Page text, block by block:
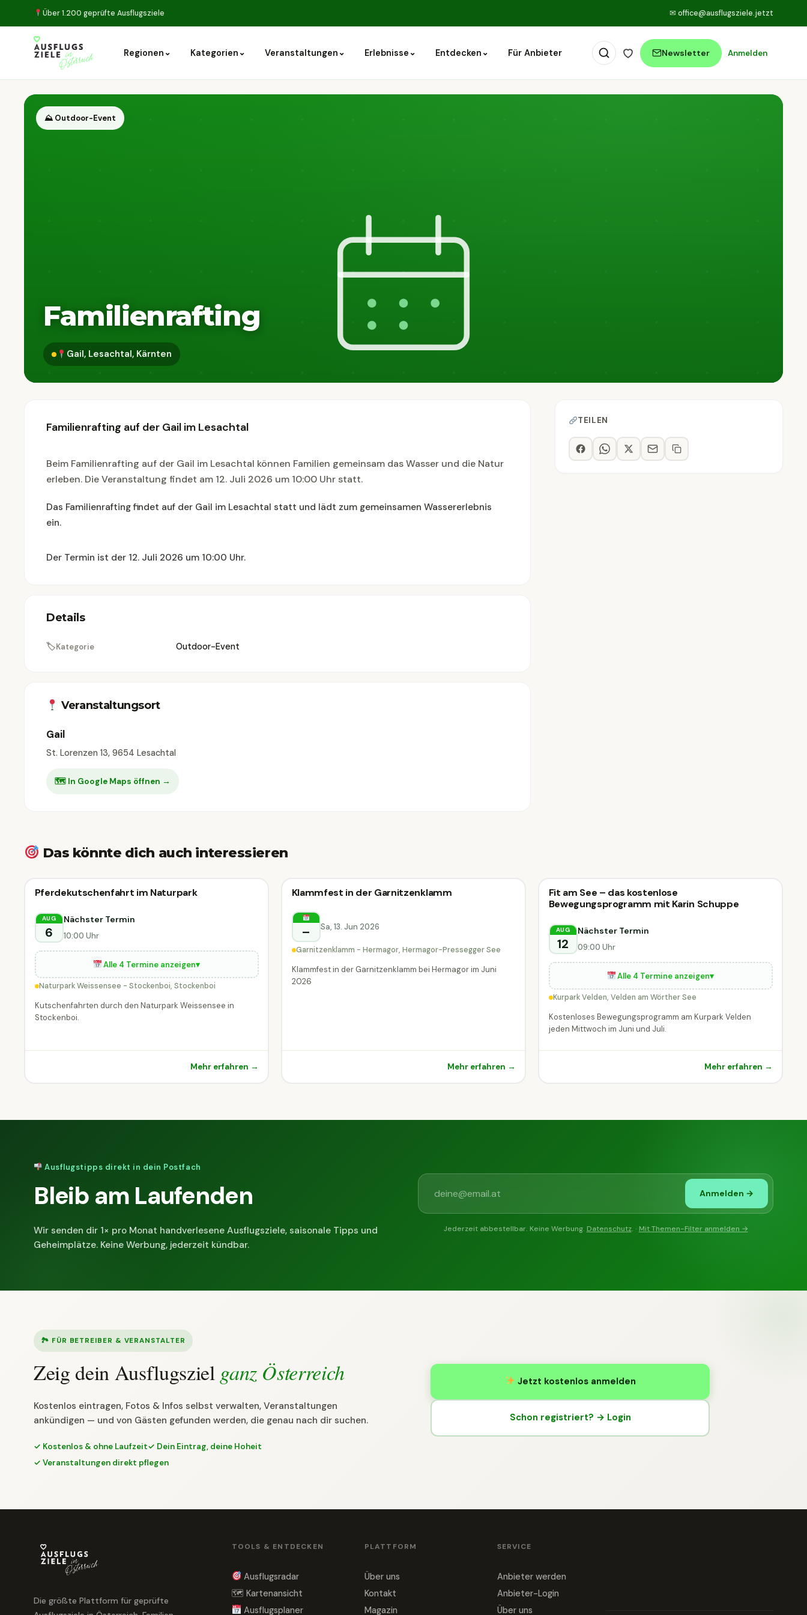
Über 1.200 geprüfte Ausflugsziele ✉ office@ausflugsziele.jetzt
Regionen ⌄ Kategorien ⌄ Veranstaltungen ⌄ Erlebnisse ⌄ Entdecken ⌄ Für Anbieter Newsletter Anmelden
⛰ Outdoor-Event
Familienrafting
Gail, Lesachtal, Kärnten
Familienrafting auf der Gail im Lesachtal
Beim Familienrafting auf der Gail im Lesachtal können Familien gemeinsam das Wasser und die Natur
erleben. Die Veranstaltung findet am 12. Juli 2026 um 10:00 Uhr statt.
Das Familienrafting findet auf der Gail im Lesachtal statt und lädt zum gemeinsamen Wassererlebnis
ein.
Der Termin ist der 12. Juli 2026 um 10:00 Uhr.
Details
🏷Kategorie Outdoor-Event
Veranstaltungsort
Gail
St. Lorenzen 13, 9654 Lesachtal
🗺 In Google Maps öffnen →
TEILEN
Das könnte dich auch interessieren
⛰
Outdoor-Event
Stockenboi
⛰ Outdoor-Event
Pferdekutschenfahrt im Naturpark
AUG
6
Nächster Termin
10:00 Uhr
Alle 4 Termine anzeigen▾
Naturpark Weissensee - Stockenboi, Stockenboi
Kutschenfahrten durch den Naturpark Weissensee in
Stockenboi.
Mehr erfahren →
⛰
Outdoor-Event
Hermagor-Pressegger See
⛰ Outdoor-Event
Klammfest in der Garnitzenklamm
– Sa, 13. Jun 2026
Garnitzenklamm - Hermagor, Hermagor-Pressegger See
Klammfest in der Garnitzenklamm bei Hermagor im Juni
2026
Mehr erfahren →
⛰
Outdoor-Event
⛰ Outdoor-Event
Fit am See – das kostenlose
Bewegungsprogramm mit Karin Schuppe
AUG
12
Nächster Termin
09:00 Uhr
Alle 4 Termine anzeigen▾
Kurpark Velden, Velden am Wörther See
Kostenloses Bewegungsprogramm am Kurpark Velden
jeden Mittwoch im Juni und Juli.
Mehr erfahren →
Ausflugstipps direkt in dein Postfach
Bleib am Laufenden
Wir senden dir 1× pro Monat handverlesene Ausflugsziele, saisonale Tipps und
Geheimplätze. Keine Werbung, jederzeit kündbar.
Anmelden →
Jederzeit abbestellbar. Keine Werbung. Datenschutz. · Mit Themen-Filter anmelden →
🏞 FÜR BETREIBER & VERANSTALTER
Zeig dein Ausflugsziel ganz Österreich
Kostenlos eintragen, Fotos & Infos selbst verwalten, Veranstaltungen
ankündigen — und von Gästen gefunden werden, die genau nach dir suchen.
✓ Kostenlos & ohne Laufzeit✓ Dein Eintrag, deine Hoheit
✓ Veranstaltungen direkt pflegen
Jetzt kostenlos anmelden
Schon registriert? → Login
Die größte Plattform für geprüfte
TOOLS & ENTDECKEN
Ausflugsradar
🗺 Kartenansicht
Ausflugsplaner
PLATTFORM
Über uns
Kontakt
Magazin
SERVICE
Anbieter werden
Anbieter-Login
Über uns